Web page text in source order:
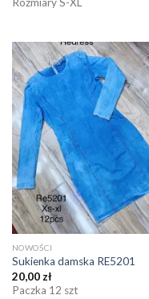
NOWOŚCI
Sukienka damska RE5201
20,00 zł
Paczka 12 szt